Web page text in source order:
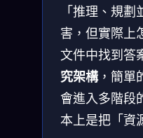
「推理、規
害，但實際上
文件中找到答
究架構，簡單
會進入多階段
本上是把「資